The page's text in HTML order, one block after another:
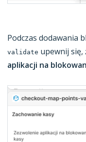
Podczas dodawania
validate upewnij się,
aplikacji na